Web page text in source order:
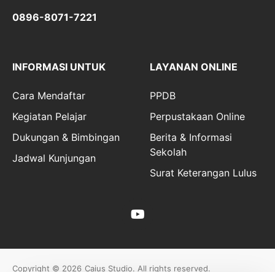
0896-8071-7221
INFORMASI UNTUK
Cara Mendaftar
Kegiatan Pelajar
Dukungan & Bimbingan
Jadwal Kunjungan
LAYANAN ONLINE
PPDB
Perpustakaan Online
Berita & Informasi
Sekolah
Surat Keterangan Lulus
Copyright © 2026 Caius Studio. All rights reserved.